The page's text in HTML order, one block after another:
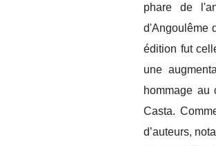
phare de
d'Angoulême
édition fut
une
hommage au
Casta.
d’auteurs,